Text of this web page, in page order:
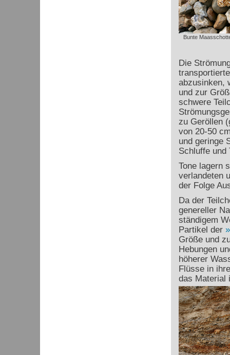
Bunte
Die
abzusinken,
und zur
schwere
zu Geröllen
von 20-50
und geringe
Schluffe und
Tone lagern
verlandeten
der Folge
Da der
genereller
ständigem
Partikel der
Größe und
Hebungen
höherer
Flüsse in
das Material